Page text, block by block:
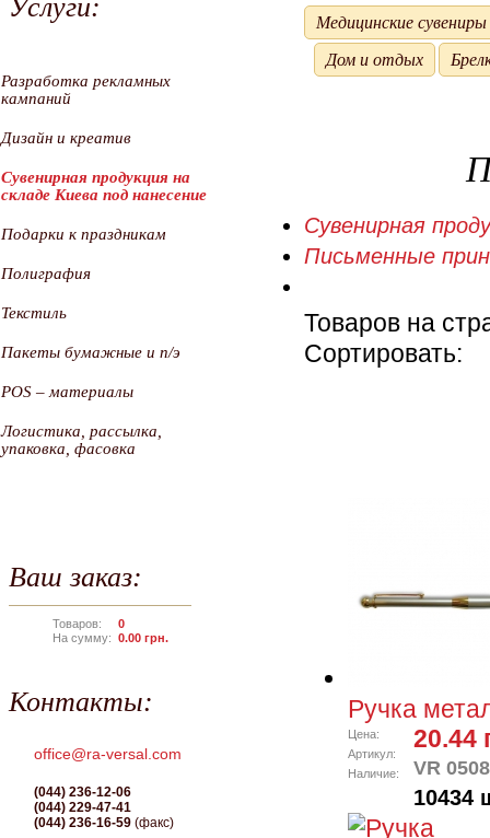
Услуги:
Разработка рекламных
кампаний
Дизайн и креатив
Сувенирная продукция на
складе Киева под нанесение
Подарки к праздникам
Полиграфия
Текстиль
Пакеты бумажные и п/э
POS – материалы
Логистика, рассылка,
упаковка, фасовка
Ваш заказ:
Товаров:
На сумму:
0
0.00 грн.
Контакты:
office@ra-versal.com
(044) 236-12-06
(044) 229-47-41
(044) 236-16-59 (факс)
Медицинские сувениры
Дом и отдых
Сувенирная
Письменные
Товаров на
Сортировать:
Ручка
Цена:
Артикул:
Наличие:
20.44
VR
10434